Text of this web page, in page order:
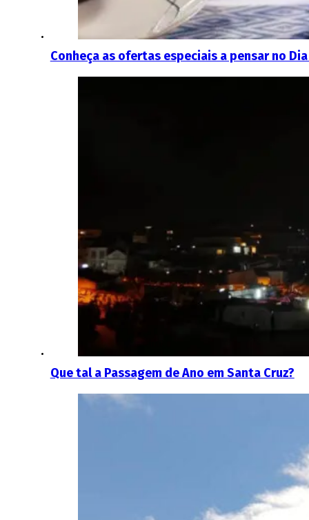
Conheça as ofertas especiais a pensar no
Que tal a Passagem de Ano em Santa Cruz?